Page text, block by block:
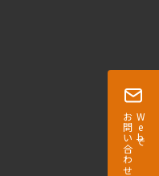
Webで
お問い合わせ